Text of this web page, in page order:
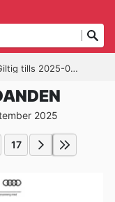
tills 2025-09-26
2025
17